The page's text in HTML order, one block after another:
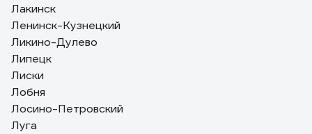
Лакинск
Ленинск-Кузнецкий
Ликино-Дулево
Липецк
Лиски
Лобня
Лосино-Петровский
Луга